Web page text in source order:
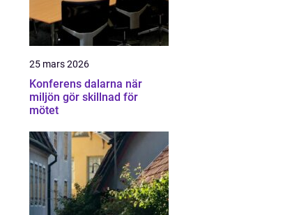
25 mars 2026
Konferens dalarna när
miljön gör skillnad för
mötet